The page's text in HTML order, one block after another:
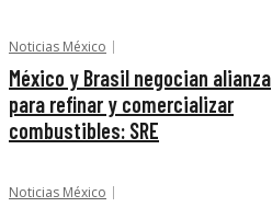
Noticias México
México y Brasil negocian alianza
para refinar y comercializar
combustibles: SRE
Noticias México